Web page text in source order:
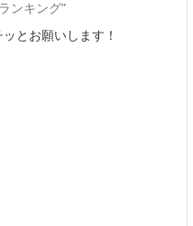
とお願いします！